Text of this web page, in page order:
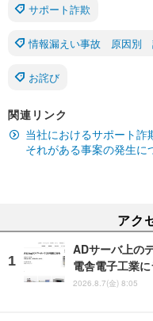
サポート詐欺
情報漏えい事故 原因別
お詫び
関連リンク
当社におけるサポート
それがある事案の発生に
アク
ADサーバ上の
電舎電子工業
2026.8.7(金) 8:05